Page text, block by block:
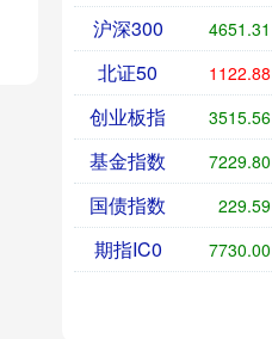
沪深300 4651.31
北证50 1122.88
创业板指 3515.56
基金指数 7229.80
国债指数 229.59
期指IC0 7730.00